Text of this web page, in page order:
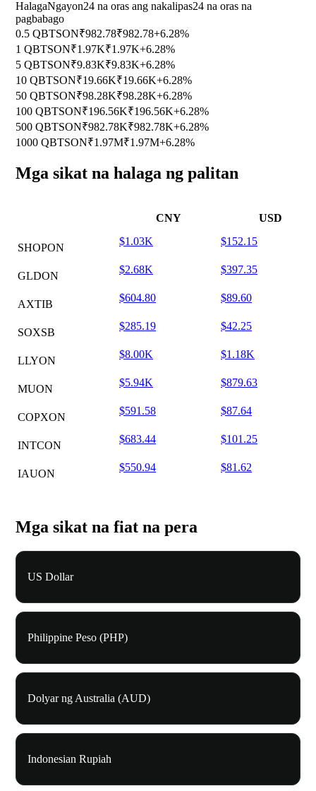
HalagaNgayon24 na oras ang nakalipas24 na oras na
pagbabago
0.5 QBTSON₹982.78₹982.78+6.28%
1 QBTSON₹1.97K₹1.97K+6.28%
5 QBTSON₹9.83K₹9.83K+6.28%
10 QBTSON₹19.66K₹19.66K+6.28%
50 QBTSON₹98.28K₹98.28K+6.28%
100 QBTSON₹196.56K₹196.56K+6.28%
500 QBTSON₹982.78K₹982.78K+6.28%
1000 QBTSON₹1.97M₹1.97M+6.28%
Mga sikat na halaga ng palitan
CNY USD
SHOPON
$1.03K $152.15
GLDON
$2.68K $397.35
AXTIB
$604.80 $89.60
SOXSB
$285.19 $42.25
LLYON
$8.00K $1.18K
MUON
$5.94K $879.63
COPXON
$591.58 $87.64
INTCON
$683.44 $101.25
IAUON
$550.94 $81.62
Mga sikat na fiat na pera
US Dollar
Philippine Peso (PHP)
Dolyar ng Australia (AUD)
Indonesian Rupiah